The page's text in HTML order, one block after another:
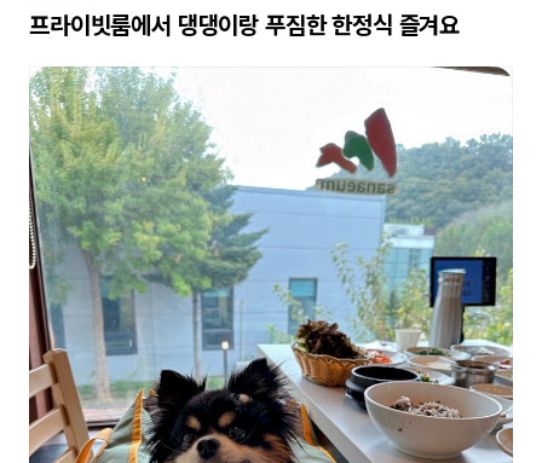
프라이빗룸에서 댕댕이랑 푸짐한 한정식 즐겨요